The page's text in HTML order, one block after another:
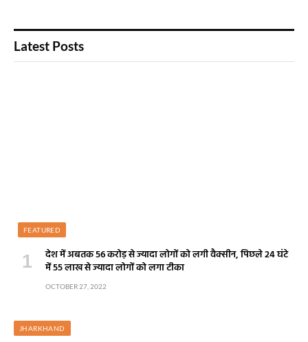
Latest Posts
FEATURED
देश में अबतक 56 करोड़ से ज्यादा लोगों को लगी वैक्सीन, पिछले 24 घंटे
में 55 लाख से ज्यादा लोगों को लगा टीका
OCTOBER 27, 2022
JHARKHAND